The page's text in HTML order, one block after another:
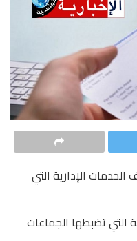
الإدارية التي
التي تضبطها الجماعات